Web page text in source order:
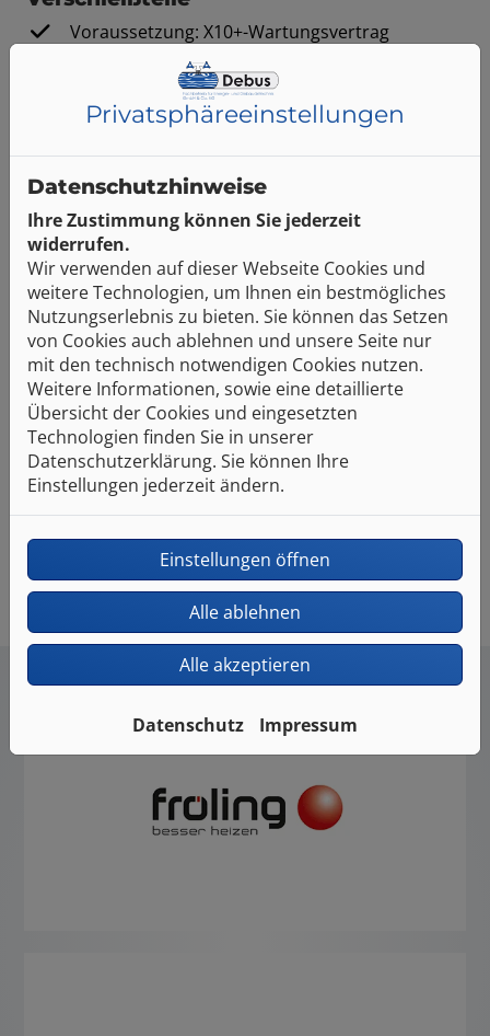
Voraussetzung: X10+-Wartungsvertrag
10 Jahre Garantie auf Arbeitszeit
10 Jahre Garantie auf Material
jährlich eine umfangreiche Wartung gemäß
Fröling-Checkliste
Jederzeit alles im Überblick mit der
neuen Fröling-App
Einfache und intuitive Bedienung des
Heizkessels
Zustandswerte sekundenschnell abruf- und
veränderbar
Individuelle Benennung der Heizkreise
Statusveränderungen werden direkt an den
User übermittelt (z.B. per E-Mail oder Push-
Privatsphäre­einstellungen
Datenschutzhinweise
Ihre Zustimmung können Sie jederzeit
widerrufen.
Wir verwenden auf dieser Webseite Cookies und
weitere Technologien, um Ihnen ein bestmögliches
Nutzungserlebnis zu bieten. Sie können das Setzen
von Cookies auch ablehnen und unsere Seite nur
mit den technisch notwendigen Cookies nutzen.
Weitere Informationen, sowie eine detaillierte
Übersicht der Cookies und eingesetzten
Technologien finden Sie in unserer
Datenschutzerklärung. Sie können Ihre
Einstellungen jederzeit ändern.
Einstellungen öffnen
Alle ablehnen
Alle akzeptieren
Datenschutz Impressum